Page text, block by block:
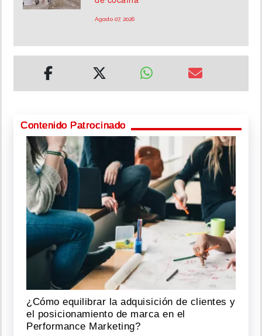
Agosto 07, 2026
Contenido Patrocinado
¿Cómo equilibrar la adquisición de clientes y
el posicionamiento de marca en el
Performance Marketing?